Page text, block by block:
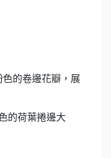
的卷邊花瓣，展
的荷葉捲邊大